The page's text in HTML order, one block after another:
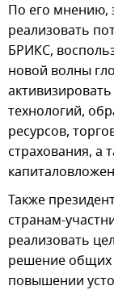
По его мнению,
реализовать
БРИКС,
новой волны
технологий,
ресурсов,
страхования, а
Также
странам-
реализовать
решение общих
повышении